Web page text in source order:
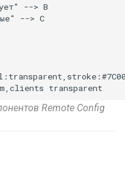
--> B
--> C
transparent
Remote Config